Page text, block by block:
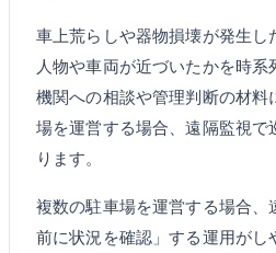
車上荒らしや器物損壊が発生し
人物や車両が近づいたかを時
機関への相談や管理判断の材
場を運営する場合、遠隔監視で
ります。
複数の駐車場を運営する場合、
前に状況を確認」する運用がし